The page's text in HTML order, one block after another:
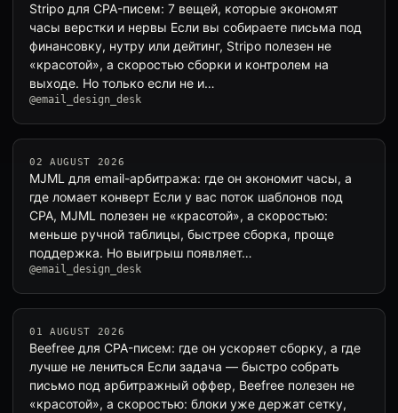
Stripo для CPA-писем: 7 вещей, которые экономят
часы верстки и нервы Если вы собираете письма под
финансовку, нутру или дейтинг, Stripo полезен не
«красотой», а скоростью сборки и контролем на
выходе. Но только если не и…
@email_design_desk
02 AUGUST 2026
MJML для email-арбитража: где он экономит часы, а
где ломает конверт Если у вас поток шаблонов под
CPA, MJML полезен не «красотой», а скоростью:
меньше ручной таблицы, быстрее сборка, проще
поддержка. Но выигрыш появляет…
@email_design_desk
01 AUGUST 2026
Beefree для CPA-писем: где он ускоряет сборку, а где
лучше не лениться Если задача — быстро собрать
письмо под арбитражный оффер, Beefree полезен не
«красотой», а скоростью: блоки уже держат сетку,